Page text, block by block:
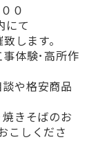
０
にて
します。
体験･高所作
や格安商品
きそばのお
こしくださ